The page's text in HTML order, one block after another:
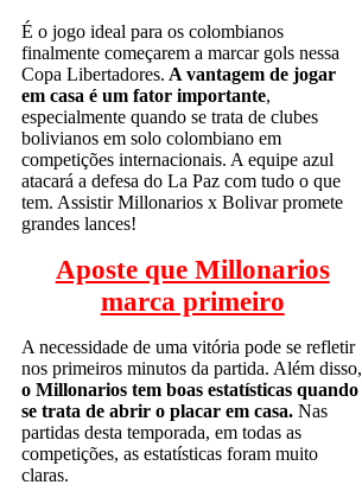
É o jogo ideal para os colombianos
finalmente começarem a marcar gols nessa
Copa Libertadores. A vantagem de jogar
em casa é um fator importante,
especialmente quando se trata de clubes
bolivianos em solo colombiano em
competições internacionais. A equipe azul
atacará a defesa do La Paz com tudo o que
tem. Assistir Millonarios x Bolivar promete
grandes lances!
Aposte que Millonarios
marca primeiro
A necessidade de uma vitória pode se refletir
nos primeiros minutos da partida. Além disso,
o Millonarios tem boas estatísticas quando
se trata de abrir o placar em casa. Nas
partidas desta temporada, em todas as
competições, as estatísticas foram muito
claras.